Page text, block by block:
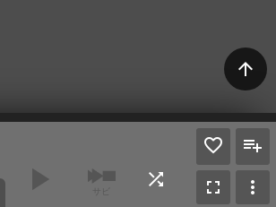
arrow_upward
play_arrow サビ
shuffle fullscreen more_vert